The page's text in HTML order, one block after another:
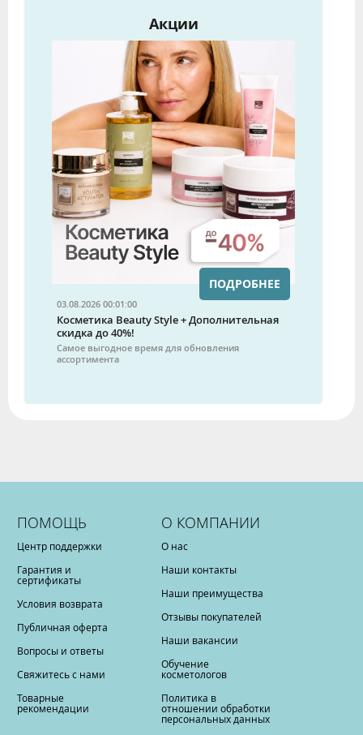
Акции
03.08.2026 00:01:00
Косметика Beauty Style + Дополнительная
скидка до 40%!
Самое выгодное время для обновления
ассортимента
ПОДРОБНЕЕ
ПОМОЩЬ
Центр поддержки
Гарантия и
сертификаты
Условия возврата
Публичная оферта
Вопросы и ответы
Свяжитесь с нами
Товарные
рекомендации
О КОМПАНИИ
О нас
Наши контакты
Наши преимущества
Отзывы покупателей
Наши вакансии
Обучение
косметологов
Политика в
отношении обработки
персональных данных